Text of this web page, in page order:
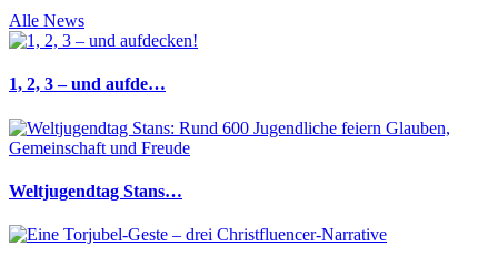
Alle News
1, 2, 3 – und aufde…
Weltjugendtag Stans…